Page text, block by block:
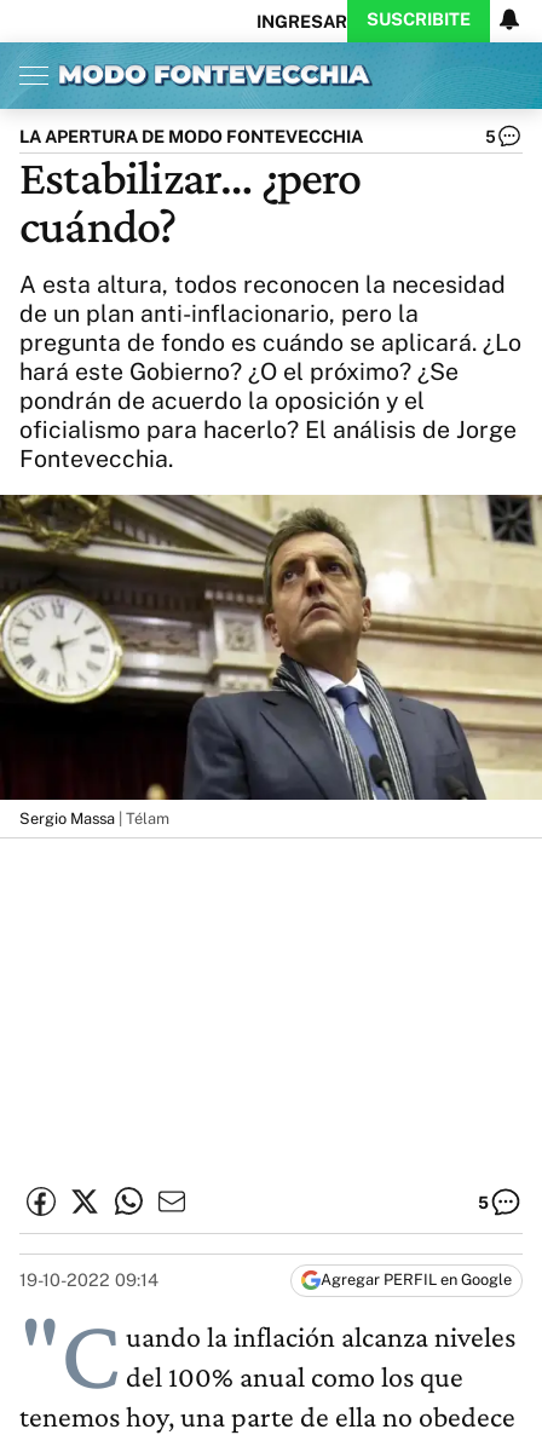
INGRESAR SUSCRIBITE
Inicio Ahora
Opinión
Política
Ciencia
Protagonistas
Cultura
Arte
Internacional
CARAS
Videos
Córdoba
Reperfilar
Business
Noticias
Caras
Exitoina
Gaming
Vivo
Diario del Juicio
Actualidad
LA APERTURA DE MODO FONTEVECCHIA 5
Estabilizar… ¿pero
cuándo?
A esta altura, todos reconocen la necesidad
de un plan anti-inflacionario, pero la
pregunta de fondo es cuándo se aplicará. ¿Lo
hará este Gobierno? ¿O el próximo? ¿Se
pondrán de acuerdo la oposición y el
oficialismo para hacerlo? El análisis de Jorge
Fontevecchia.
Sergio Massa | Télam
5
19-10-2022 09:14 Agregar PERFIL en Google
"C uando la inflación alcanza niveles
del 100% anual como los que
tenemos hoy, una parte de ella no obedece